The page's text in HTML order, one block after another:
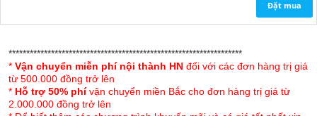
cho người sử dụng có thể thư giãn ngay từ cái ngả
lưng đầu tiên. Trên thực tế, hệ thống massage sẽ dễ
trọng điểm đều được giải phóng áp lực, hệ thần kinh
được thư giãn và tuần hoàn máu cũng được thúc đẩy
lưu thông. Theo đó, cơ thể sẽ nhanh chóng thoải mái
và chìm vào giấc ngủ.
Đặt
******************************************************************
Vận chuyển miễn phí nội thành HNđối với các đơn hàng trị giá
từ 500.000 đồng trở lên